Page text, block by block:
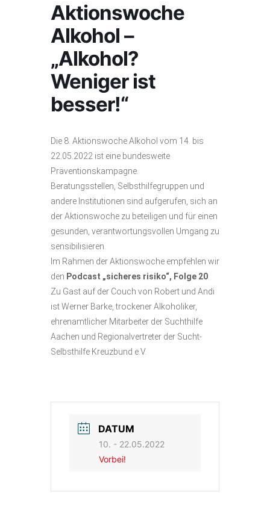
Aktionswoche
Alkohol –
„Alkohol?
Weniger ist
besser!“
Die 8. Aktionswoche Alkohol vom 14. bis
22.05.2022 ist eine bundesweite
Präventionskampagne.
Beratungsstellen, Selbsthilfegruppen und
andere Institutionen sind aufgerufen, sich an
der Aktionswoche zu beteiligen und für einen
gesunden, verantwortungsvollen Umgang zu
sensibilisieren.
Im Rahmen der Aktionswoche empfehlen wir
den Podcast „sicheres risiko“, Folge 20
Zu Gast auf der Couch von Robert und Andi
ist Werner Barke, trockener Alkoholiker,
ehrenamtlicher Mitarbeiter der Suchthilfe
Aachen und Regionalvertreter der Sucht-
Selbsthilfe Kreuzbund e.V.
DATUM
10. - 22.05.2022
Vorbei!